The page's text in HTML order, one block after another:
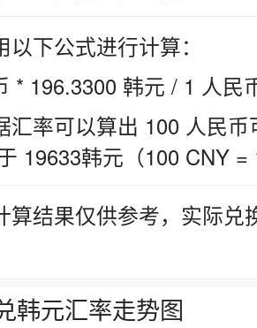
下公式进行计算：
* 196.3300 韩元 / 1 人民
汇率可以算出 100 人民
19633韩元（100 CNY =
算结果仅供参考，实际
韩元汇率走势图